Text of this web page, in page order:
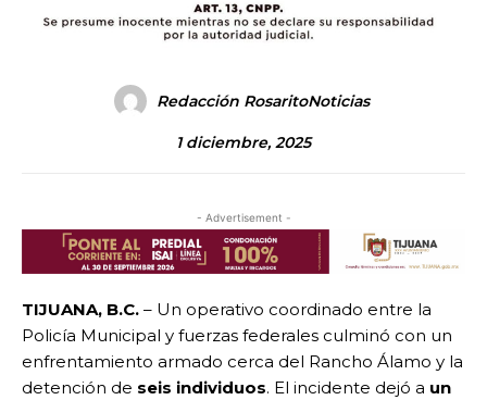
Redacción RosaritoNoticias
1 diciembre, 2025
- Advertisement -
TIJUANA, B.C. – Un operativo coordinado entre la
Policía Municipal y fuerzas federales culminó con un
enfrentamiento armado cerca del Rancho Álamo y la
detención de seis individuos. El incidente dejó a un